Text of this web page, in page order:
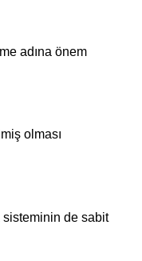
adına önem
olması
sisteminin de sabit